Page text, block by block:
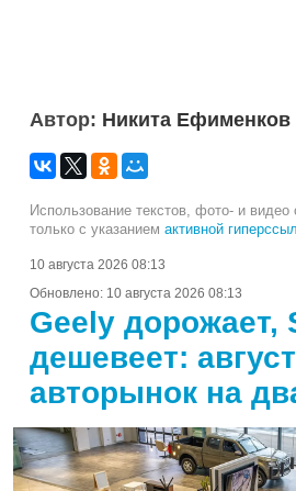
Автор: Никита Ефименков
Использование текстов, фото- и видео
только с указанием активной
10 августа 2026 08:13
Обновлено: 10 августа 2026 08:13
Geely дорожает,
дешевеет:
авторынок на